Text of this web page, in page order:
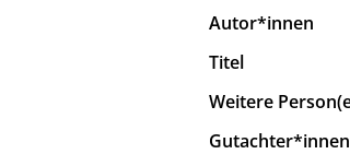
Autor*innen
Titel
Weitere
Gutachter*innen